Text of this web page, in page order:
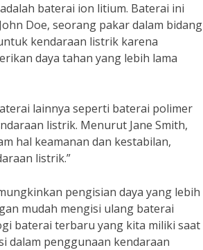
baterai ion litium. Baterai ini
Doe, seorang pakar dalam bidang
kendaraan listrik karena
daya tahan yang lebih lama
lainnya seperti baterai polimer
listrik. Menurut Jane Smith,
hal keamanan dan kestabilan,
listrik.”
pengisian daya yang lebih
mudah mengisi ulang baterai
baterai terbaru yang kita miliki saat
dalam penggunaan kendaraan